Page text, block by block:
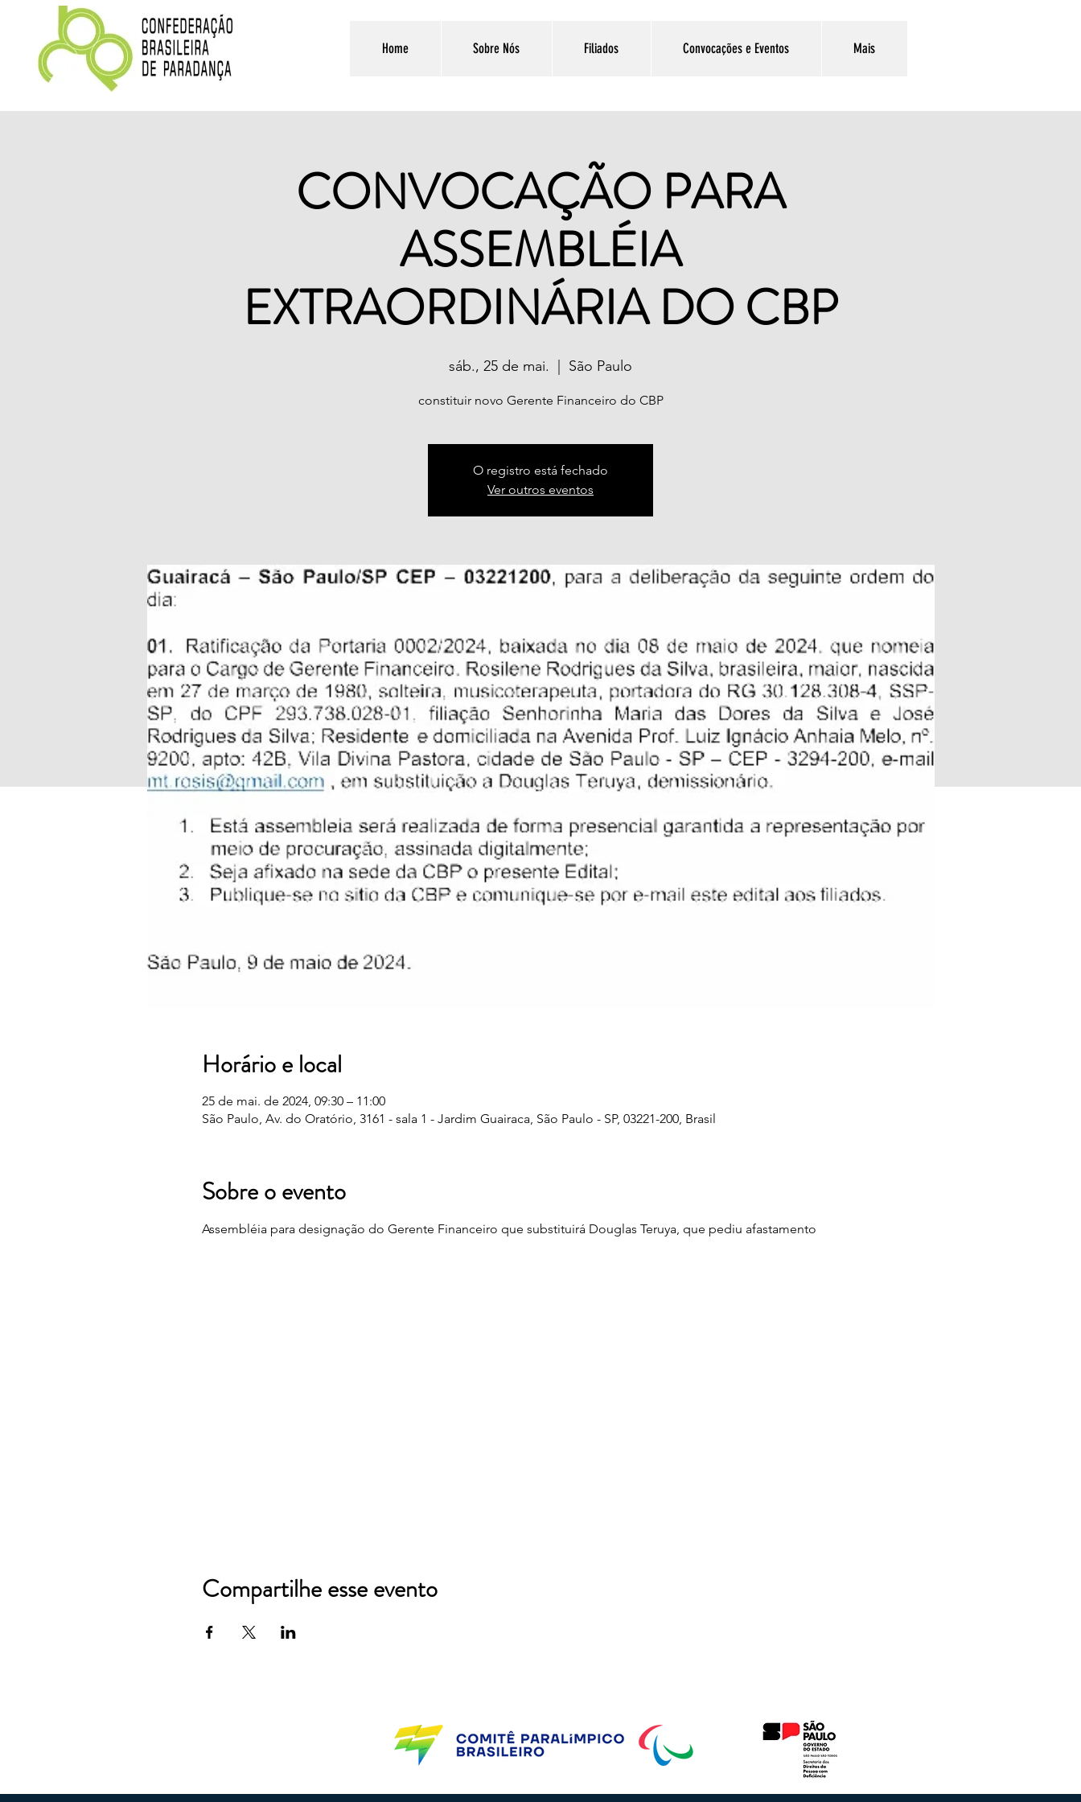
Home Sobre Nós Filiados Convocações e Eventos Mais
CONVOCAÇÃO PARA
ASSEMBLÉIA
EXTRAORDINÁRIA DO CBP
sáb., 25 de mai. São Paulo
constituir novo Gerente Financeiro do CBP
O registro está fechado
Ver outros eventos
Horário e local
25 de mai. de 2024, 09:30 – 11:00
São Paulo, Av. do Oratório, 3161 - sala 1 - Jardim Guairaca, São Paulo - SP, 03221-200, Brasil
Sobre o evento
Assembléia para designação do Gerente Financeiro que substituirá Douglas Teruya, que pediu afastamento
Compartilhe esse evento